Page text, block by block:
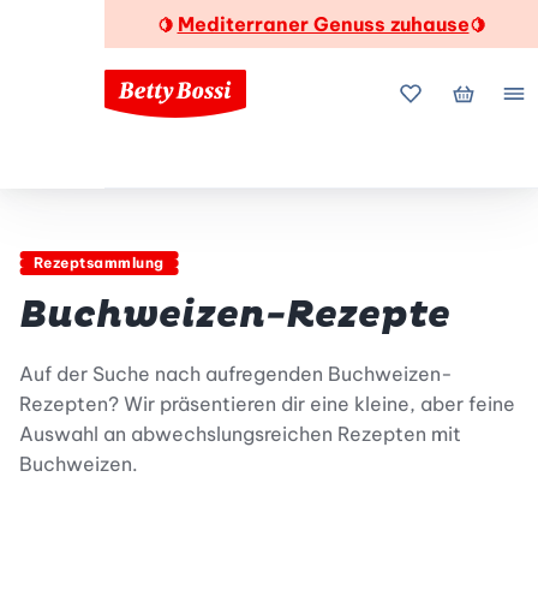
🍋 Mediterraner Genuss zuhause🍋
MeineMein
Rezeptsammlung
Buchweizen-Rezepte
Auf der Suche nach aufregenden Buchweizen-
Rezepten? Wir präsentieren dir eine kleine, aber feine
Auswahl an abwechslungsreichen Rezepten mit
Buchweizen.